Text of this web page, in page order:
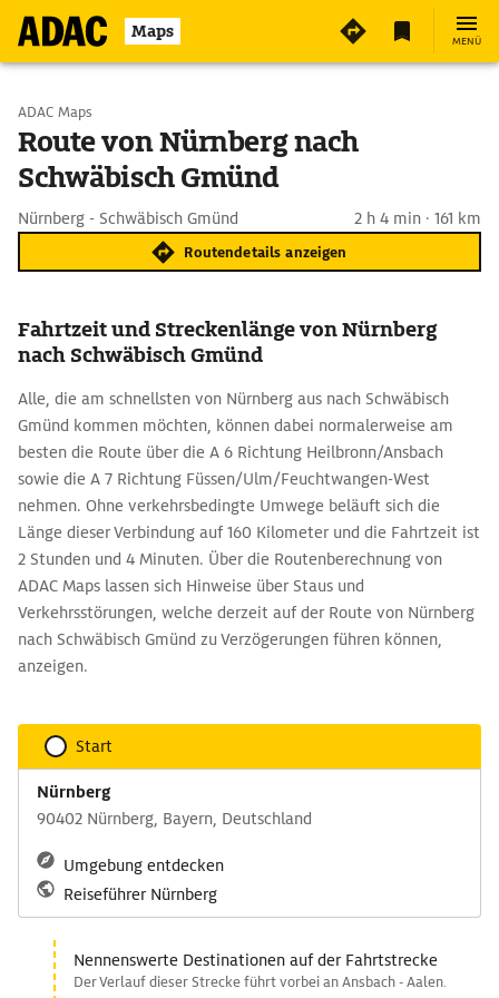
Maps MENÜ
Start wählen
Ziel eingeben
ADAC Maps
Route von Nürnberg nach
Schwäbisch Gmünd
Nürnberg - Schwäbisch Gmünd 2 h 4 min · 161 km
Routendetails anzeigen
Fahrtzeit und Streckenlänge von Nürnberg
nach Schwäbisch Gmünd
Alle, die am schnellsten von Nürnberg aus nach Schwäbisch
Gmünd kommen möchten, können dabei normalerweise am
besten die Route über die A 6 Richtung Heilbronn/Ansbach
sowie die A 7 Richtung Füssen/Ulm/Feuchtwangen-West
nehmen. Ohne verkehrsbedingte Umwege beläuft sich die
Länge dieser Verbindung auf 160 Kilometer und die Fahrtzeit ist
2 Stunden und 4 Minuten. Über die Routenberechnung von
ADAC Maps lassen sich Hinweise über Staus und
Verkehrsstörungen, welche derzeit auf der Route von Nürnberg
nach Schwäbisch Gmünd zu Verzögerungen führen können,
anzeigen.
Start
Nürnberg
90402 Nürnberg, Bayern, Deutschland
Umgebung entdecken
Reiseführer Nürnberg
Nennenswerte Destinationen auf der Fahrtstrecke
Der Verlauf dieser Strecke führt vorbei an Ansbach - Aalen.